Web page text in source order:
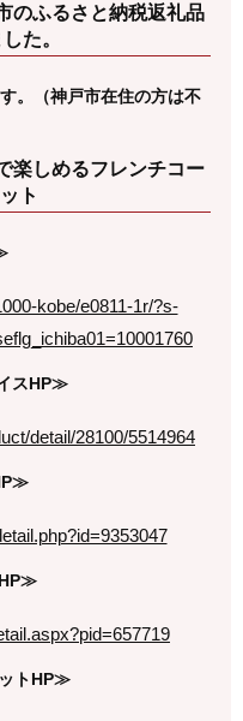
のふるさと納税返礼品
た。
。（神戸市在住の方は不
楽しめるフレンチコー
ト
kobe/e0811-1r/?s-
スHP≫
detail/28100/5514964
トHP≫